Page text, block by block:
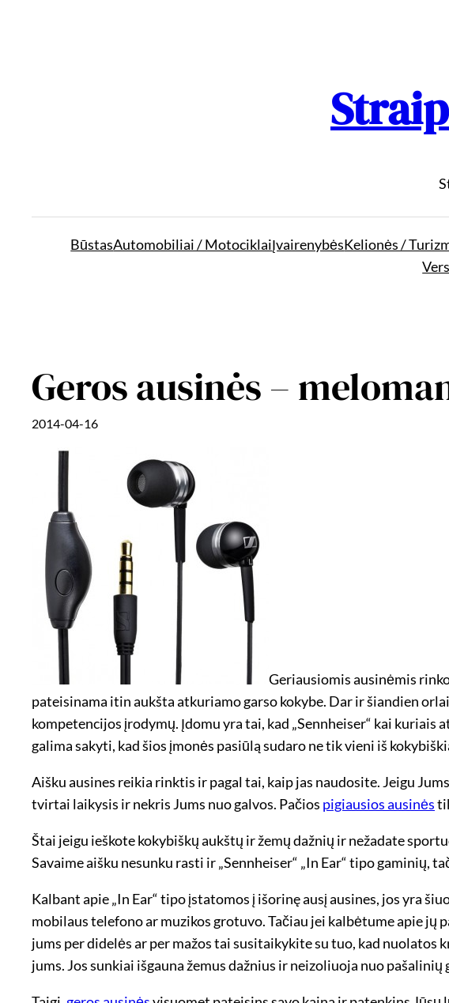
BūstasAutomobiliai / MotociklaiĮvairenybėsKelionės /
Geros ausinės –
2014-04-16
Geriausiomis ausinėmis
pateisinama itin aukšta atkuriamo garso kokybe. Dar ir šiandien
kompetencijos įrodymų. Įdomu yra tai, kad „Sennheiser“ kai
galima sakyti, kad šios įmonės pasiūlą sudaro ne tik vieni iš
Aišku ausines reikia rinktis ir pagal tai, kaip jas naudosite. Jeigu
tvirtai laikysis ir nekris Jums nuo galvos. Pačios pigiausios ausinės
Štai jeigu ieškote kokybiškų aukštų ir žemų dažnių ir nežadate
Savaime aišku nesunku rasti ir „Sennheiser“ „In Ear“ tipo gaminių,
Kalbant apie „In Ear“ tipo įstatomos į išorinę ausį ausines, jos yra
mobilaus telefono ar muzikos grotuvo. Tačiau jei kalbėtume apie jų
jums per didelės ar per mažos tai susitaikykite su tuo, kad nuolatos
jums. Jos sunkiai išgauna žemus dažnius ir neizoliuoja nuo pašalinių